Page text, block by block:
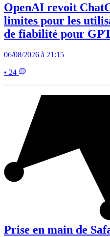
OpenAI revoit
limites pour les
de fiabilité pour
06/08/2026 à 21:15
• 24
Prise en main de